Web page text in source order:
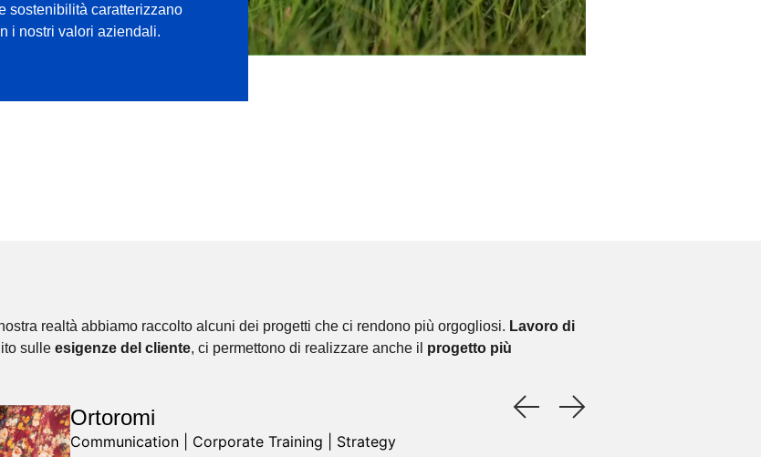
sostenibilità caratterizzano
i nostri valori aziendali.
realtà abbiamo raccolto alcuni dei progetti che ci rendono più orgogliosi. Lavoro di
sulle esigenze del cliente, ci permettono di realizzare anche il progetto più
Ortoromi
Communication | Corporate Training | Strategy